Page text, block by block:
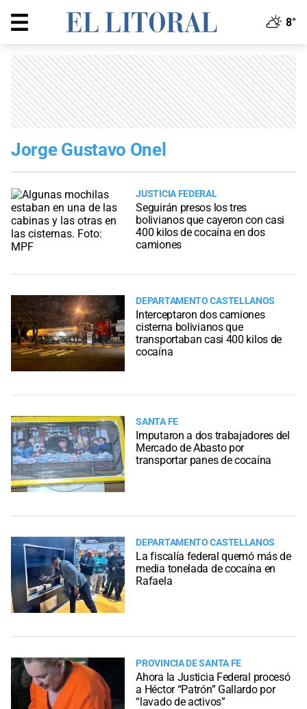
8°
Jorge Gustavo Onel
JUSTICIA FEDERAL
Seguirán presos los tres
bolivianos que cayeron con casi
400 kilos de cocaína en dos
camiones
DEPARTAMENTO CASTELLANOS
Interceptaron dos camiones
cisterna bolivianos que
transportaban casi 400 kilos de
cocaína
SANTA FE
Imputaron a dos trabajadores del
Mercado de Abasto por
transportar panes de cocaína
DEPARTAMENTO CASTELLANOS
La fiscalía federal quemó más de
media tonelada de cocaína en
Rafaela
PROVINCIA DE SANTA FE
Ahora la Justicia Federal procesó
a Héctor “Patrón” Gallardo por
“lavado de activos”